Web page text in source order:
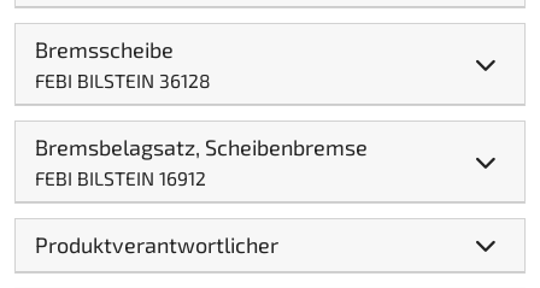
Bremsscheibe
FEBI BILSTEIN 36128
Bremsbelagsatz, Scheibenbremse
FEBI BILSTEIN 16912
Produktverantwortlicher